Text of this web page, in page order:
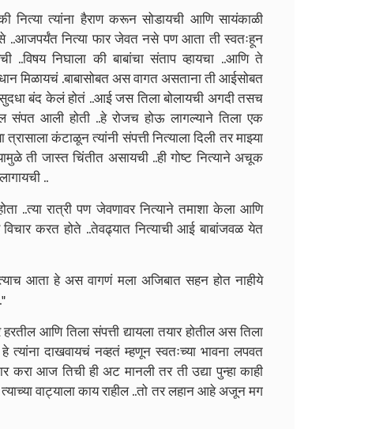
त्यांना हैराण करून सोडायची आणि सायंकाळी
नित्या फार जेवत नसे पण आता ती स्वतःहून
..विषय निघाला की बाबांचा संताप व्हायचा ..आणि ते
मिळायचं .बाबासोबत अस वागत असताना ती आईसोबत
बंद केलं होतं ..आई जस तिला बोलायची अगदी तसच
संपत आली होती ..हे रोजच होऊ लागल्याने तिला एक
कंटाळून त्यांनी संपत्ती नित्याला दिली तर माझ्या
ती जास्त चिंतीत असायची ..ही गोष्ट नित्याने अचूक
..
..त्या रात्री पण जेवणावर नित्याने तमाशा केला आणि
विचार करत होते ..तेवढ्यात नित्याची आई बाबांजवळ येत
आता हे अस वागणं मला अजिबात सहन होत नाहीये
आणि तिला संपत्ती द्यायला तयार होतील अस तिला
दाखवायचं नव्हतं म्हणून स्वतःच्या भावना लपवत
करा आज तिची ही अट मानली तर ती उद्या पुन्हा काही
वाट्याला काय राहील ..तो तर लहान आहे अजून मग